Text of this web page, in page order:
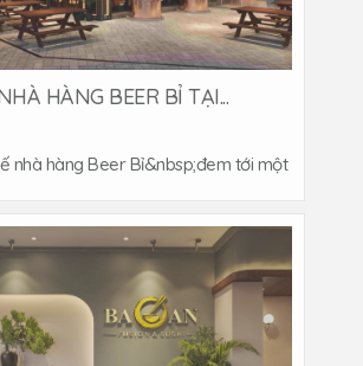
HÀNG BEER BỈ TẠI...
nhà hàng Beer Bỉ&nbsp;đem tới một